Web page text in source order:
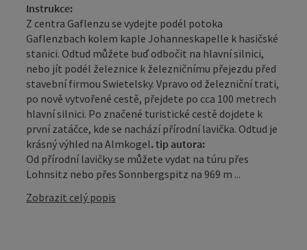
Instrukce:
Z centra Gaflenzu se vydejte podél potoka
Gaflenzbach kolem kaple Johanneskapelle k hasičské
stanici. Odtud můžete buď odbočit na hlavní silnici,
nebo jít podél železnice k železničnímu přejezdu před
stavební firmou Swietelsky. Vpravo od železniční trati,
po nově vytvořené cestě, přejdete po cca 100 metrech
hlavní silnici. Po značené turistické cestě dojdete k
první zatáčce, kde se nachází přírodní lavička. Odtud je
krásný výhled na Almkogel. tip autora:
Od přírodní lavičky se můžete vydat na túru přes
Lohnsitz nebo přes Sonnbergspitz na 969 m ...
Zobrazit celý popis